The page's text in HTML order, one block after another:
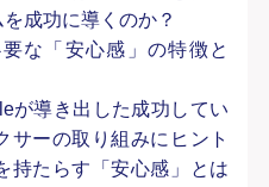
成功に導くのか？
な「安心感」の特徴と
が導き出した成功してい
サーの取り組みにヒント
持たらす「安心感」とは